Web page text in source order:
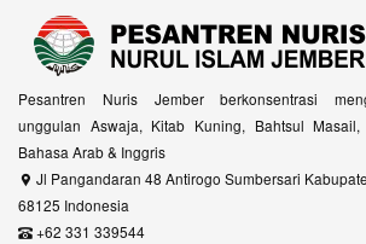
Pesantren Nuris Jember berkonsentrasi
unggulan Aswaja, Kitab Kuning, Bahtsul Masail,
Bahasa Arab & Inggris
Jl Pangandaran 48 Antirogo Sumbersari
68125 Indonesia
+62 331 339544